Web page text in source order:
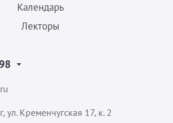
Календарь
Лекторы
ул. Кременчугская 17, к. 2